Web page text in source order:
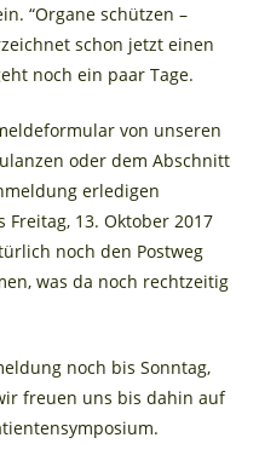
“Organe schützen –
schon jetzt einen
noch ein paar Tage.
von unseren
oder dem Abschnitt
erledigen
13. Oktober 2017
noch den Postweg
was da noch rechtzeitig
noch bis Sonntag,
freuen uns bis dahin auf